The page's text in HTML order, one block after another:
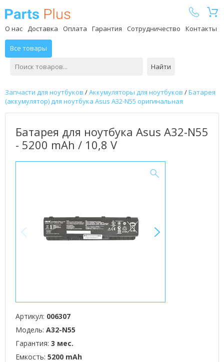
О нас Доставка Оплата Гарантия Сотрудничество Контакты
Все товары
Найти
Запчасти для ноутбуков /Аккумуляторы для ноутбуков /Батарея
(аккумулятор) для ноутбука Asus A32-N55 оригинальная
Батарея для ноутбука Asus A32-N55
- 5200 mAh / 10,8 V
Артикул: 006307
Модель: A32-N55
Гарантия: 3 мес.
Емкость: 5200 mAh